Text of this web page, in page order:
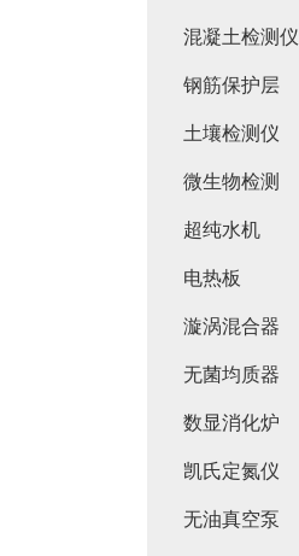
混凝土检测仪
钢筋保护层
土壤检测仪
微生物检测
超纯水机
电热板
漩涡混合器
无菌均质器
数显消化炉
凯氏定氮仪
无油真空泵